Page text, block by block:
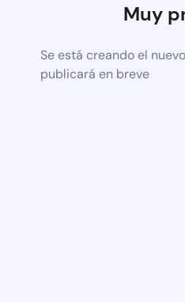
Muy
Se está creando el
publicará en breve